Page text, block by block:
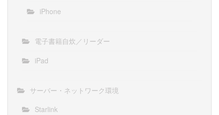
iPhone
電子書籍自炊／リーダー
iPad
サーバー・ネットワーク環境
Starlink